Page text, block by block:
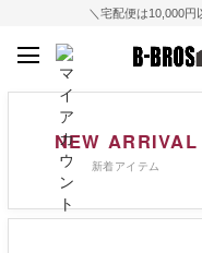
＼宅配便は10,000円
NEW ARRIVAL
新着アイテム